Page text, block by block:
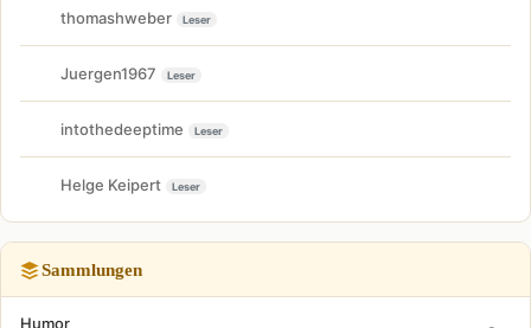
thomashweber Leser
Juergen1967 Leser
intothedeeptime Leser
Helge Keipert Leser
Sammlungen
Humor